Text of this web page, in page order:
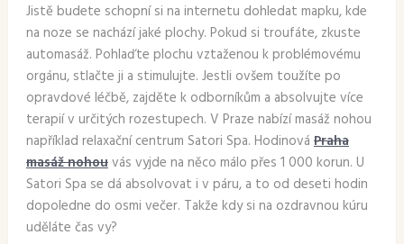
Jistě budete schopní si na internetu dohledat mapku, kde
na noze se nachází jaké plochy. Pokud si troufáte, zkuste
automasáž. Pohlaďte plochu vztaženou k problémovému
orgánu, stlačte ji a stimulujte. Jestli ovšem toužíte po
opravdové léčbě, zajděte k odborníkům a absolvujte více
terapií v určitých rozestupech. V Praze nabízí masáž nohou
například relaxační centrum Satori Spa. Hodinová Praha
masáž nohouvás vyjde na něco málo přes 1 000 korun. U
Satori Spa se dá absolvovat i v páru, a to od deseti hodin
dopoledne do osmi večer. Takže kdy si na ozdravnou kúru
uděláte čas vy?